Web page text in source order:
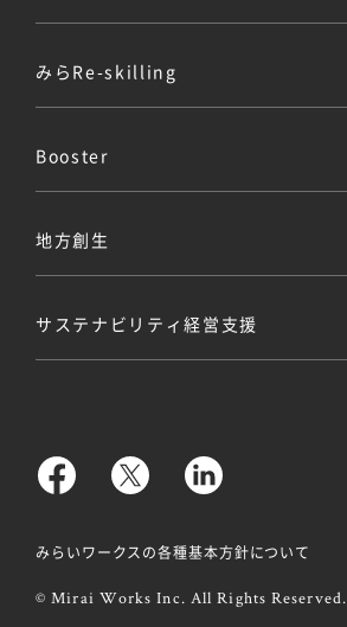
みらRe-skilling
Booster
地方創生
サステナビリティ経営支援
© Mirai Works Inc. All Rights Reserved.
みらいワークスの各種基本方針について